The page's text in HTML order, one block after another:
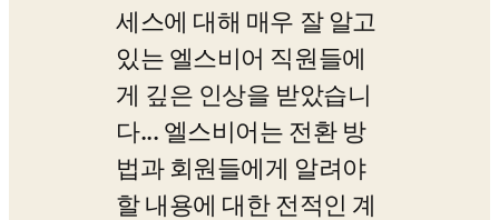
세스에 대해 매우 잘 알고
있는 엘스비어 직원들에
게 깊은 인상을 받았습니
다... 엘스비어는 전환 방
법과 회원들에게 알려야
할 내용에 대한 전적인 계